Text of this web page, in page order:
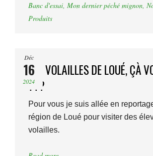
Banc d'essai, Mon dernier péché mignon,
Produits
Déc
16
2024
LES VOLAILLES DE LOUÉ, ÇÀ
???
Pour vous je suis allée en
région de Loué pour visiter des
volailles.